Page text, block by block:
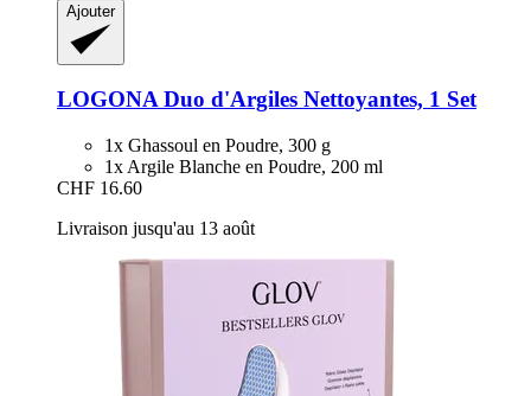
Ajouter
LOGONADuo d'Argiles Nettoyantes, 1 Set
1x Ghassoul en Poudre, 300 g
1x Argile Blanche en Poudre, 200 ml
CHF 16.60
Livraison jusqu'au 13 août